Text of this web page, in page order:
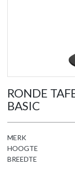
RONDE
BASIC
MERK
HOOGTE
BREEDTE